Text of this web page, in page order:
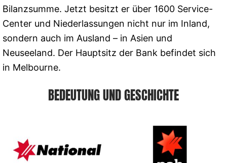
Bilanzsumme. Jetzt besitzt er über 1600 Service-
Center und Niederlassungen nicht nur im Inland,
sondern auch im Ausland – in Asien und
Neuseeland. Der Hauptsitz der Bank befindet sich
in Melbourne.
BEDEUTUNG UND GESCHICHTE